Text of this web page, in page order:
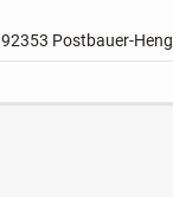
92353 Postbauer-Heng